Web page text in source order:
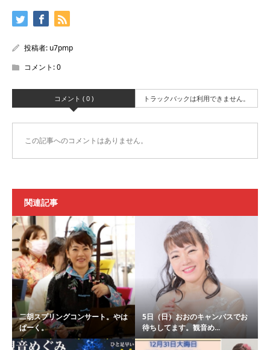
投稿者: u7pmp
コメント:0
コメント ( 0 ) トラックバックは利用できません。
この記事へのコメントはありません。
関連記事
二胡スプリングコンサート。やは
ぱーく。
5日（日）おおのキャンパスでお
待ちしてます。観音め...